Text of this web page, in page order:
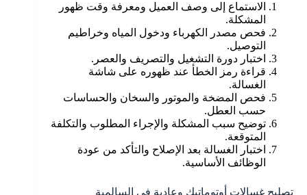
الاستماع إلى وصف العميل ومعرفة وقت ظهور
المشكلة.
فحص مصدر الكهرباء ودخول المياه وخراطيم
التوصيل.
اختبار دورة التشغيل والتصريف والعصر.
قراءة رمز الخطأ عند ظهوره على شاشة
الغسالة.
فحص المضخة والموتور والسخان والحساسات
حسب العطل.
توضيح سبب المشكلة والإجراء المطلوب والتكلفة
المتوقعة.
اختبار الغسالة بعد الإصلاح والتأكد من عودة
الوظائف الأساسية.
تصليح غسالات أوتوماتيك وعادية في السالمية